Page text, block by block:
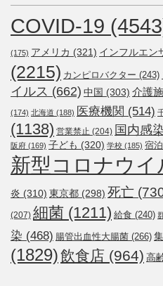
COVID-19
(175) アメリカ (321) インフルエン
(2215) カンピロバクター (243)
イルス (662) 中国 (303) 介護
(174) 北海道 (188) 医療機関 (514)
(1138) 営業禁止 (204) 国内感
阪府 (169) 子ども (320) 学校 (185) 宿
新型コロナウイ
炎 (310) 東京都 (298) 死亡
(207) 細菌 (1211) 給食 (240)
染 (468) 腸管出血性大腸菌 (266)
(1829)飲食店 (964) 高